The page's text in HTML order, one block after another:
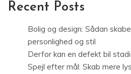
Recent Posts
Bolig og design: Sådan
personlighed og stil
Derfor kan en defekt bil
Spejl efter mål: Skab mere